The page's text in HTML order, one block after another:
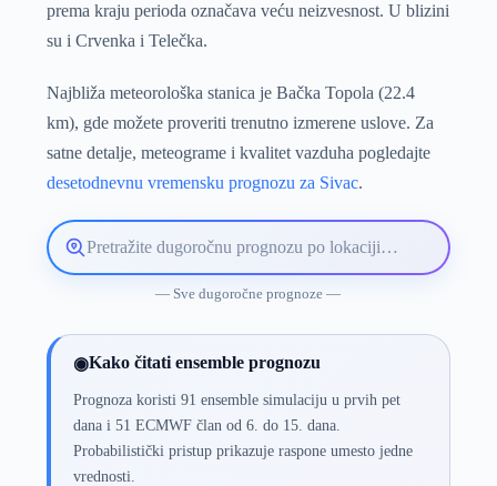
prema kraju perioda označava veću neizvesnost. U blizini
su i Crvenka i Telečka.
Najbliža meteorološka stanica je Bačka Topola (22.4
km), gde možete proveriti trenutno izmerene uslove. Za
satne detalje, meteograme i kvalitet vazduha pogledajte
desetodnevnu vremensku prognozu za Sivac.
Pretražite
lokaciju
— Sve dugoročne prognoze —
◉Kako čitati ensemble prognozu
Prognoza koristi 91 ensemble simulaciju u prvih pet
dana i 51 ECMWF član od 6. do 15. dana.
Probabilistički pristup prikazuje raspone umesto jedne
vrednosti.